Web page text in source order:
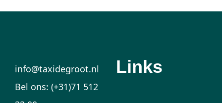
info@taxidegroot.nl
Bel ons: (+31)71 512
Links